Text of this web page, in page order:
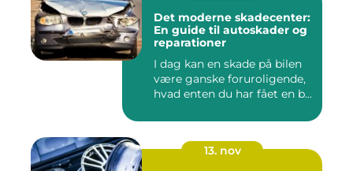
Det moderne skadecenter:
En guide til autoskader og
reparationer
I dag kan en skade på bilen
være ganske foruroligende,
hvad enten du har fået en b...
13. nov